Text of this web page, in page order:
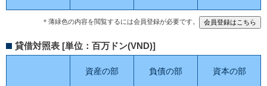
＊薄緑色の内容を閲覧するには会員登録が必要です。
貸借対照表 [単位：百万ドン(VND)]
資産の部 負債の部 資本の部